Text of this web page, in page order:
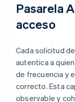
Pasarela
acceso
Cada solicitud
autentica a
de frecuencia y
correcto. Esta
observable y